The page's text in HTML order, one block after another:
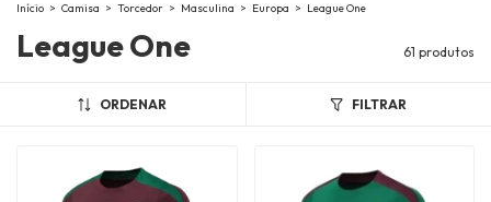
Início > Camisa > Torcedor > Masculina > Europa > League One
League One 61 produtos
ORDENAR FILTRAR